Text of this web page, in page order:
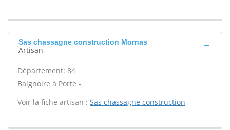
Sas chassagne construction Mornas
Artisan
Département: 84
Baignoire à Porte -
Voir la fiche artisan : Sas chassagne construction